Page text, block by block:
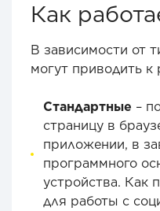
Как
В зависимости от
могут приводить
Стандартные –
страницу в
приложении, в
программного
устройства. Как
для работы с